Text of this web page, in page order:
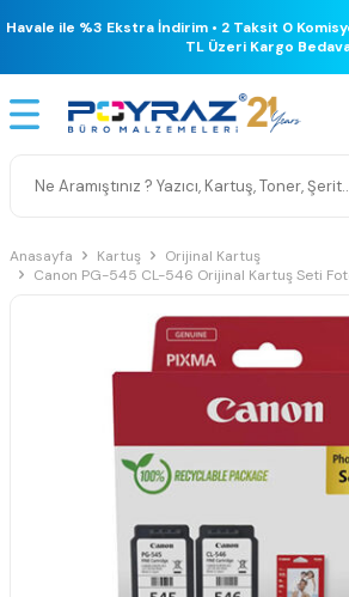
Havale ile %3 Ekstra İndirim • 2 Taksit 0
TL Üzeri Kargo
Anasayfa Kartuş
Orijinal Kartuş
Canon PG-545 CL-546 Orijinal Kartuş Seti